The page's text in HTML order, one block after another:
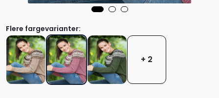
Flere fargevarianter:
+ 2